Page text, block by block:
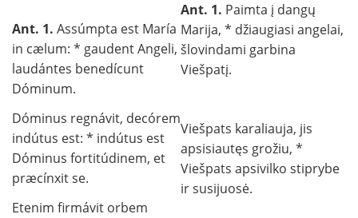
Ant. 1. Assúmpta est María
in cælum: * gaudent Angeli,
laudántes benedícunt
Dóminum.
Dóminus regnávit, decórem
indútus est: * indútus est
Dóminus fortitúdinem, et
præcínxit se.
Etenim firmávit orbem
Ant. 1. Paimta į dangų
Marija, * džiaugiasi angelai,
šlovindami garbina
Viešpatį.
Viešpats karaliauja, jis
apsisiautęs grožiu, *
Viešpats apsivilko stiprybe
ir susijuosė.